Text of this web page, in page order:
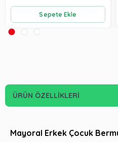
Sepete Ekle
ÜRÜN ÖZELLIKLERI
Mayoral Erkek Çocuk